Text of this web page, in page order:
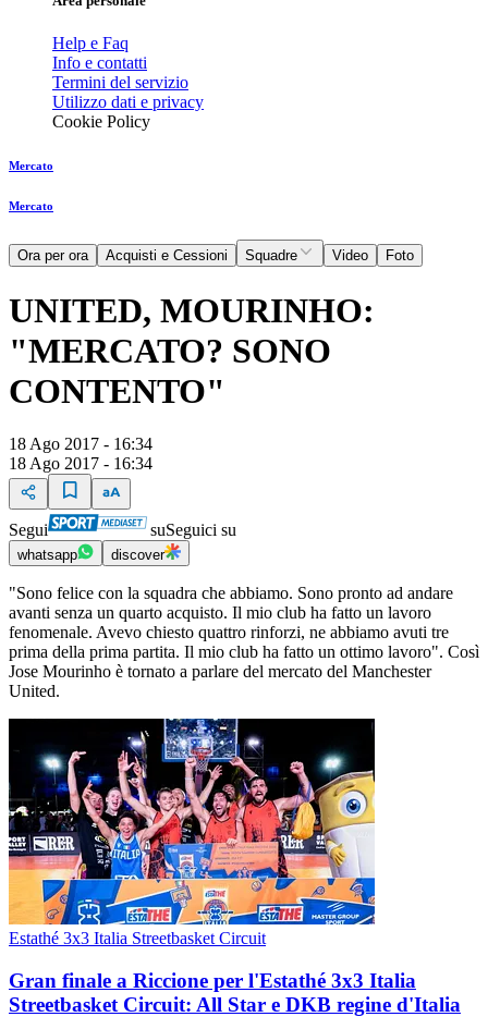
Help e Faq
Info e contatti
Termini del servizio
Utilizzo dati e privacy
Cookie Policy
Mercato
Mercato
Ora per ora Acquisti e Cessioni Squadre Video Foto
UNITED, MOURINHO:
"MERCATO? SONO
CONTENTO"
18 Ago 2017 - 16:34
18 Ago 2017 - 16:34
Segui suSeguici su
whatsapp discover
"Sono felice con la squadra che abbiamo. Sono pronto ad andare
avanti senza un quarto acquisto. Il mio club ha fatto un lavoro
fenomenale. Avevo chiesto quattro rinforzi, ne abbiamo avuti tre
prima della prima partita. Il mio club ha fatto un ottimo lavoro". Così
Jose Mourinho è tornato a parlare del mercato del Manchester
United.
Estathé 3x3 Italia Streetbasket Circuit
Gran finale a Riccione per l'Estathé 3x3 Italia
Streetbasket Circuit: All Star e DKB regine d'Italia